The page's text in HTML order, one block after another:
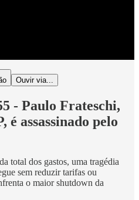
Ouvir via...
- Paulo Frateschi,
é assassinado pelo
total dos gastos, uma tragédia
sem reduzir tarifas ou
o maior shutdown da